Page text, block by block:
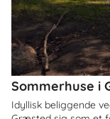
Sommerhuse i
Idyllisk beliggende